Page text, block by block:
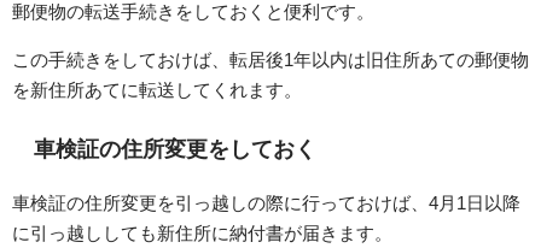
郵便物の転送手続きをしておくと便利です。
この手続きをしておけば、転居後1年以内は旧住所あての郵便物
を新住所あてに転送してくれます。
車検証の住所変更をしておく
車検証の住所変更を引っ越しの際に行っておけば、4月1日以降
に引っ越ししても新住所に納付書が届きます。